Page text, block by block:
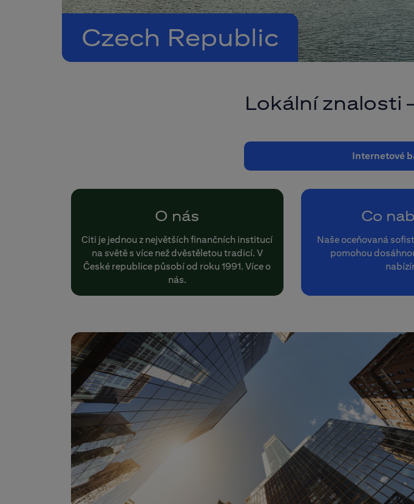
Czech Republic
Lokální znalosti
Internetové
O nás
Citi je jednou z největších finančních institucí
na světě s více než dvěstěletou tradicí. V
České republice působí od roku 1991. Více o
nás.
Co
Naše oceňovaná
pomohou
Previous